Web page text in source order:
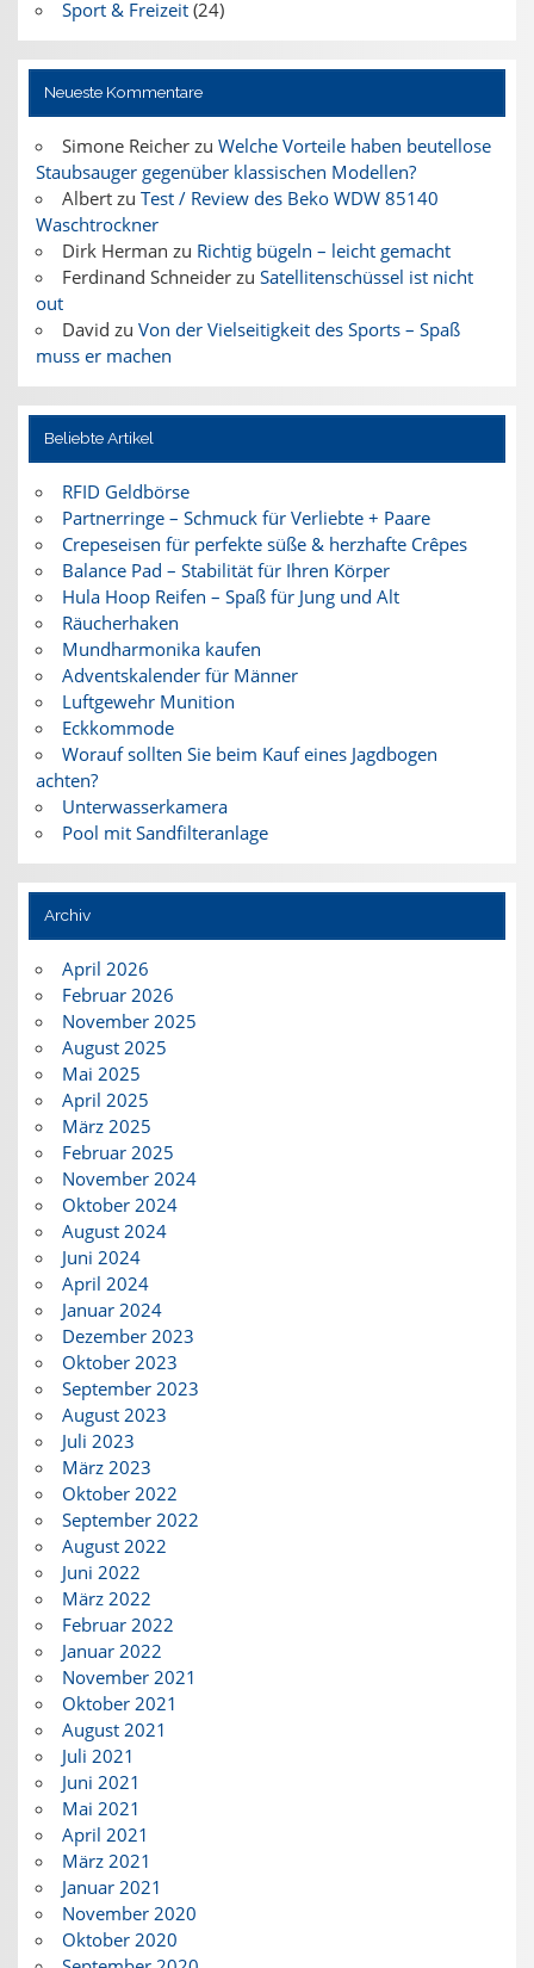
Sport & Freizeit(24)
Neueste Kommentare
Simone Reicherzu Welche Vorteile haben beutellose
Staubsauger gegenüber klassischen Modellen?
Albertzu Test / Review des Beko WDW 85140
Waschtrockner
Dirk Herman zu Richtig bügeln – leicht gemacht
Ferdinand Schneiderzu Satellitenschüssel ist nicht
out
David zu Von der Vielseitigkeit des Sports – Spaß
muss er machen
Beliebte Artikel
RFID Geldbörse
Partnerringe – Schmuck für Verliebte + Paare
Crepeseisen für perfekte süße & herzhafte Crêpes
Balance Pad – Stabilität für Ihren Körper
Hula Hoop Reifen – Spaß für Jung und Alt
Räucherhaken
Mundharmonika kaufen
Adventskalender für Männer
Luftgewehr Munition
Eckkommode
Worauf sollten Sie beim Kauf eines Jagdbogen
achten?
Unterwasserkamera
Pool mit Sandfilteranlage
Archiv
April 2026
Februar 2026
November 2025
August 2025
Mai 2025
April 2025
März 2025
Februar 2025
November 2024
Oktober 2024
August 2024
Juni 2024
April 2024
Januar 2024
Dezember 2023
Oktober 2023
September 2023
August 2023
Juli 2023
März 2023
Oktober 2022
September 2022
August 2022
Juni 2022
März 2022
Februar 2022
Januar 2022
November 2021
Oktober 2021
August 2021
Juli 2021
Juni 2021
Mai 2021
April 2021
März 2021
Januar 2021
November 2020
Oktober 2020